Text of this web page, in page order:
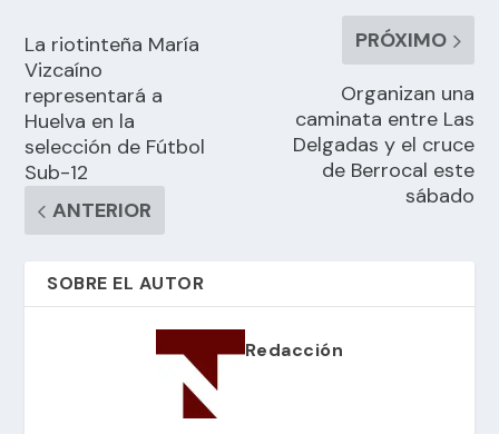
La riotinteña María
Vizcaíno
representará a
Huelva en la
selección de Fútbol
Sub-12
ANTERIOR
PRÓXIMO
Organizan una
caminata entre Las
Delgadas y el cruce
de Berrocal este
sábado
SOBRE EL AUTOR
Redacción